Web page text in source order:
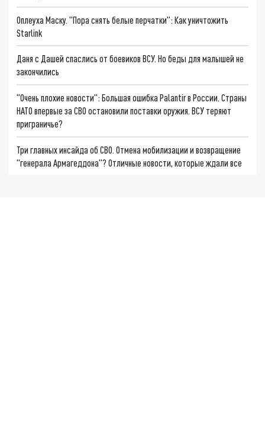
Оплеуха Маску. "Пора снять белые перчатки": Как уничтожить
Starlink
Даня с Дашей спаслись от боевиков ВСУ. Но беды для малышей не
закончились
"Очень плохие новости": Большая ошибка Palantir в России. Страны
НАТО впервые за СВО остановили поставки оружия. ВСУ теряют
приграничье?
Три главных инсайда об СВО. Отмена мобилизации и возвращение
"генерала Армагеддона"? Отличные новости, которые ждали все